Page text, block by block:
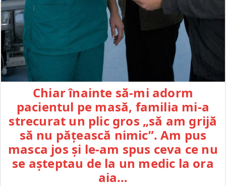
Chiar înainte să-mi adorm
pacientul pe masă, familia mi-a
strecurat un plic gros „să am grijă
să nu pățească nimic”. Am pus
masca jos și le-am spus ceva ce nu
se așteptau de la un medic la ora
aia…